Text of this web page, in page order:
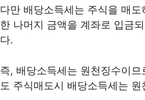
다만 배당소득세는 주식을 매
한 나머지 금액을 계좌로 입금
다.
즉, 배당소득세는 원천징수이
도 주식매도시 배당소득세는